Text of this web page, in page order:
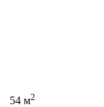
54 м2